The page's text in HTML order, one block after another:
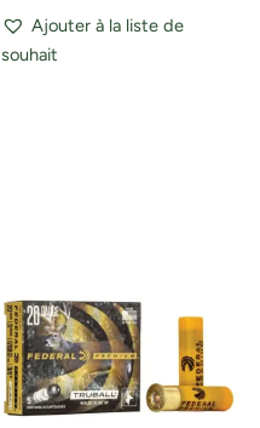
Ajouter à la liste de
souhait